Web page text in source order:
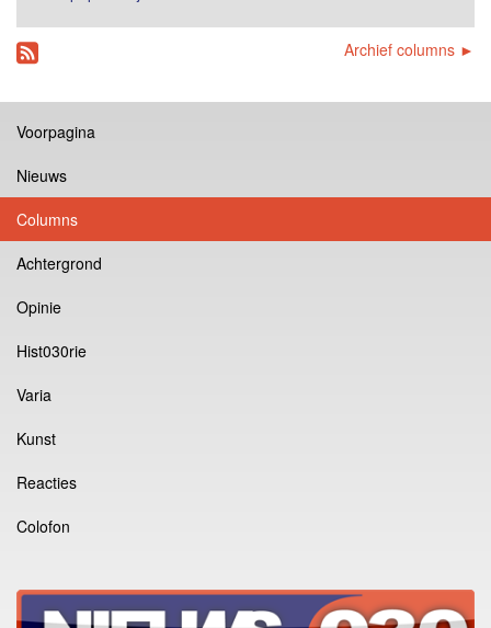
Archief columns ►
Voorpagina
Nieuws
Columns
Achtergrond
Opinie
Hist030rie
Varia
Kunst
Reacties
Colofon